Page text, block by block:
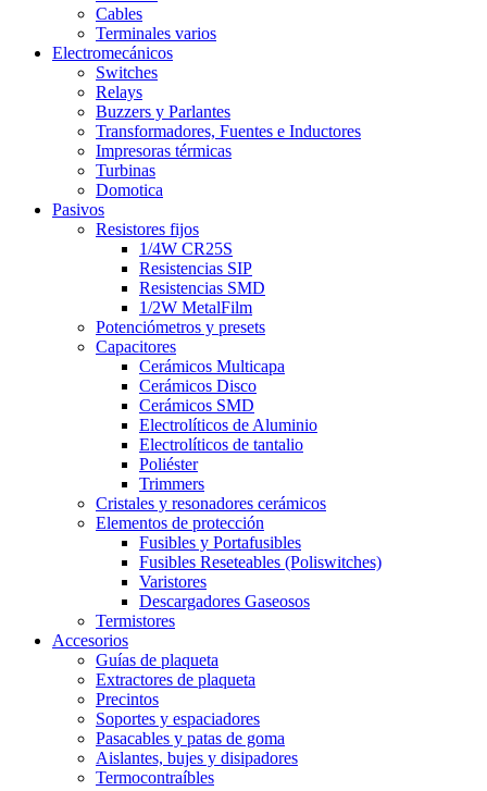
Cables
Terminales varios
Electromecánicos
Switches
Relays
Buzzers y Parlantes
Transformadores, Fuentes e Inductores
Impresoras térmicas
Turbinas
Domotica
Pasivos
Resistores fijos
1/4W CR25S
Resistencias SIP
Resistencias SMD
1/2W MetalFilm
Potenciómetros y presets
Capacitores
Cerámicos Multicapa
Cerámicos Disco
Cerámicos SMD
Electrolíticos de Aluminio
Electrolíticos de tantalio
Poliéster
Trimmers
Cristales y resonadores cerámicos
Elementos de protección
Fusibles y Portafusibles
Fusibles Reseteables (Poliswitches)
Varistores
Descargadores Gaseosos
Termistores
Accesorios
Guías de plaqueta
Extractores de plaqueta
Precintos
Soportes y espaciadores
Pasacables y patas de goma
Aislantes, bujes y disipadores
Termocontraíbles